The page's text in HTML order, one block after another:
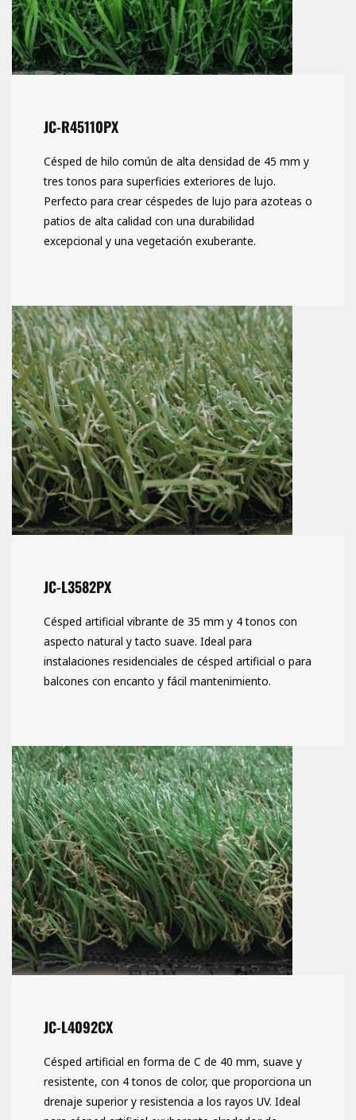
JC-R45110PX
Césped de hilo común de alta densidad de 45 mm y
tres tonos para superficies exteriores de lujo.
Perfecto para crear céspedes de lujo para azoteas o
patios de alta calidad con una durabilidad
excepcional y una vegetación exuberante.
JC-L3582PX
Césped artificial vibrante de 35 mm y 4 tonos con
aspecto natural y tacto suave. Ideal para
instalaciones residenciales de césped artificial o para
balcones con encanto y fácil mantenimiento.
JC-L4092CX
Césped artificial en forma de C de 40 mm, suave y
resistente, con 4 tonos de color, que proporciona un
drenaje superior y resistencia a los rayos UV. Ideal